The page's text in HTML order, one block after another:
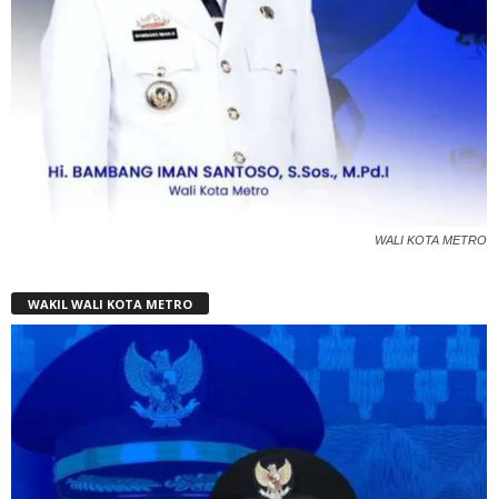
WALI KOTA METRO
WAKIL WALI KOTA METRO